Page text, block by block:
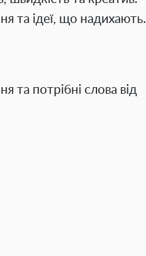
та ідеї, що надихають.
та потрібні слова від